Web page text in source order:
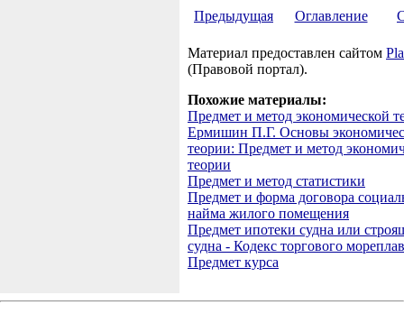
Предыдущая Оглавление
Материал предоставлен сайтом
(Правовой портал).
Похожие материалы:
Предмет и метод экономической
Ермишин П.Г. Основы
теории: Предмет и метод
теории
Предмет и метод статистики
Предмет и форма договора
найма жилого помещения
Предмет ипотеки судна или
судна - Кодекс торгового
Предмет курса